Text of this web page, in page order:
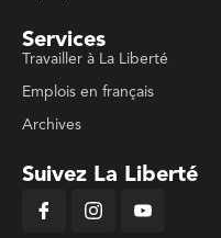
Services
Travailler à La Liberté
Emplois en français
Archives
Suivez La Liberté